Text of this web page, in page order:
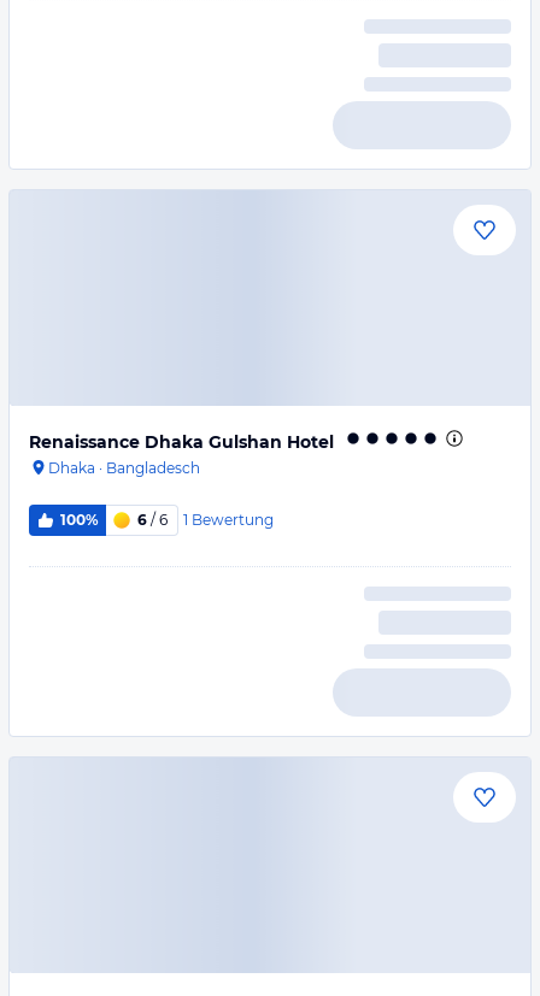
Renaissance Dhaka Gulshan Hotel
Dhaka · Bangladesch
100% 6 / 6 1 Bewertung